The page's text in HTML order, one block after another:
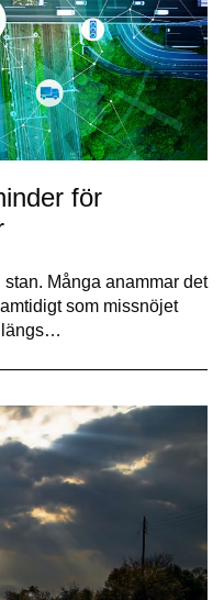
för
Många anammar det
som missnöjet
längs…